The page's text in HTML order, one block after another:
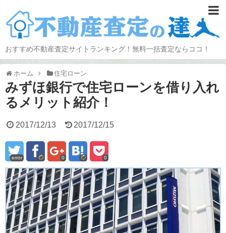
おすすめ不動産査定サイトランキング！無料一括査定ならココ！
ホーム 住宅ローン
みずほ銀行で住宅ローンを借り入れ
るメリット紹介！
2017/12/13 2017/12/15
error 0 0